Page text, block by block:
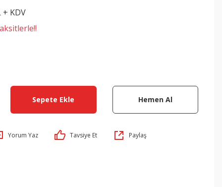
+ KDV
Sepete Ekle Hemen Al
Yorum Yaz Tavsiye Et Paylaş